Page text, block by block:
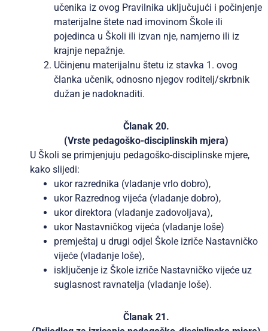
učenika iz ovog Pravilnika uključujući i počinjenje
materijalne štete nad imovinom Škole ili
pojedinca u Školi ili izvan nje, namjerno ili iz
krajnje nepažnje.
Učinjenu materijalnu štetu iz stavka 1. ovog
članka učenik, odnosno njegov roditelj/skrbnik
dužan je nadoknaditi.
Članak 20.
(Vrste pedagoško-disciplinskih mjera)
U Školi se primjenjuju pedagoško-disciplinske mjere,
kako slijedi:
ukor razrednika (vladanje vrlo dobro),
ukor Razrednog vijeća (vladanje dobro),
ukor direktora (vladanje zadovoljava),
ukor Nastavničkog vijeća (vladanje loše)
premještaj u drugi odjel Škole izriče Nastavničko
vijeće (vladanje loše),
isključenje iz Škole izriče Nastavničko vijeće uz
suglasnost ravnatelja (vladanje loše).
Članak 21.